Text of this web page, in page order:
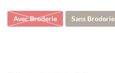
Avec Broderie Sans Broderie